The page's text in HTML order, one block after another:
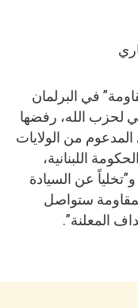
في البرلمان
لحزب الله، رفضها
المدعوم من الولايات
اللبنانية،
و”تخلياً عن السيادة
ستواصل
المعلنة”.